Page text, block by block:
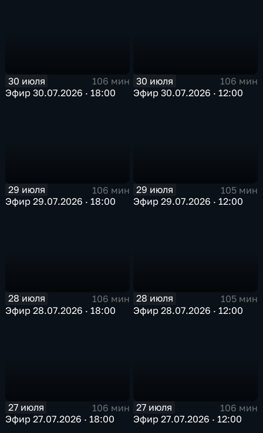
30 июля
106 мин
Эфир 30.07.2026 · 18:00
30 июля
106 мин
Эфир 30.07.2026 · 12:00
29 июля
106 мин
Эфир 29.07.2026 · 18:00
29 июля
105 мин
Эфир 29.07.2026 · 12:00
28 июля
106 мин
Эфир 28.07.2026 · 18:00
28 июля
105 мин
Эфир 28.07.2026 · 12:00
27 июля
106 мин
Эфир 27.07.2026 · 18:00
27 июля
106 мин
Эфир 27.07.2026 · 12:00